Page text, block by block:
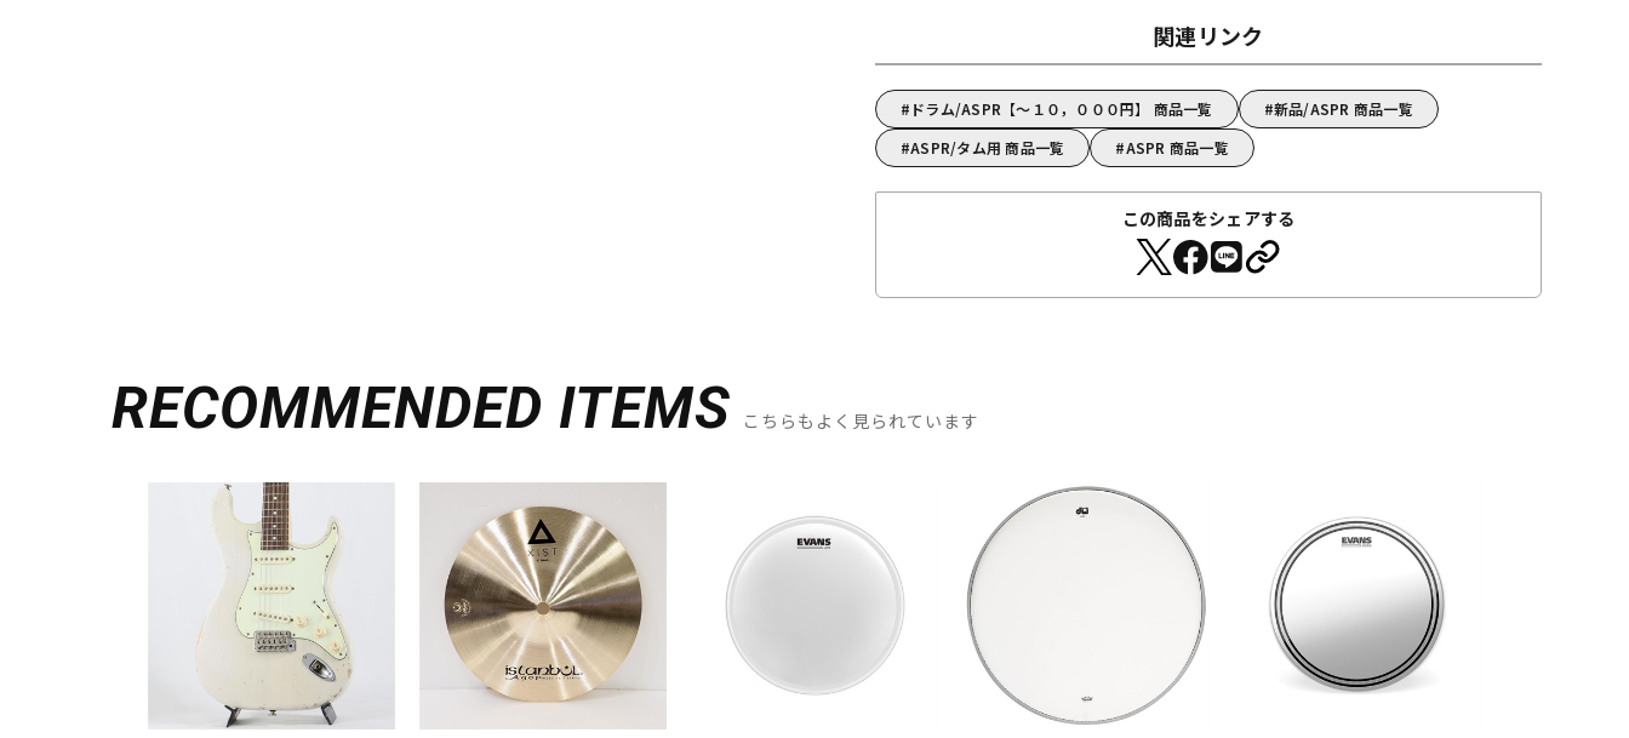
関連リンク
ドラム/ASPR【～１０，０００円】 商品一覧
新品/ASPR 商品一覧
ASPR/タム用 商品一覧
ASPR 商品一覧
この商品をシェアする
RECOMMENDED ITEMS こちらもよく見られています